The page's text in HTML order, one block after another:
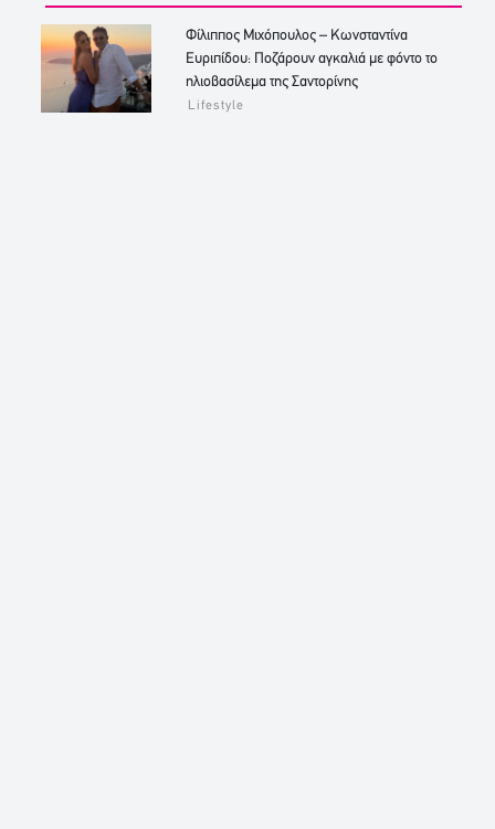
Φίλιππος Μιχόπουλος – Κωνσταντίνα
Ευριπίδου: Ποζάρουν αγκαλιά με φόντο το
ηλιοβασίλεμα της Σαντορίνης
Lifestyle